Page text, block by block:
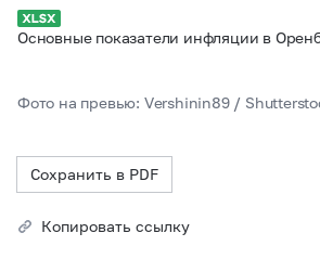
Основные показатели инфляции в
Фото на превью: Vershinin89 /
Сохранить в PDF
Копировать ссылку